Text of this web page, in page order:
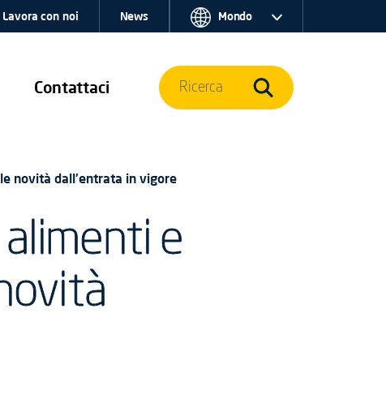
Contattaci
Lavora con noi News Mondo
Ricerca
novità dall'entrata in vigore
e